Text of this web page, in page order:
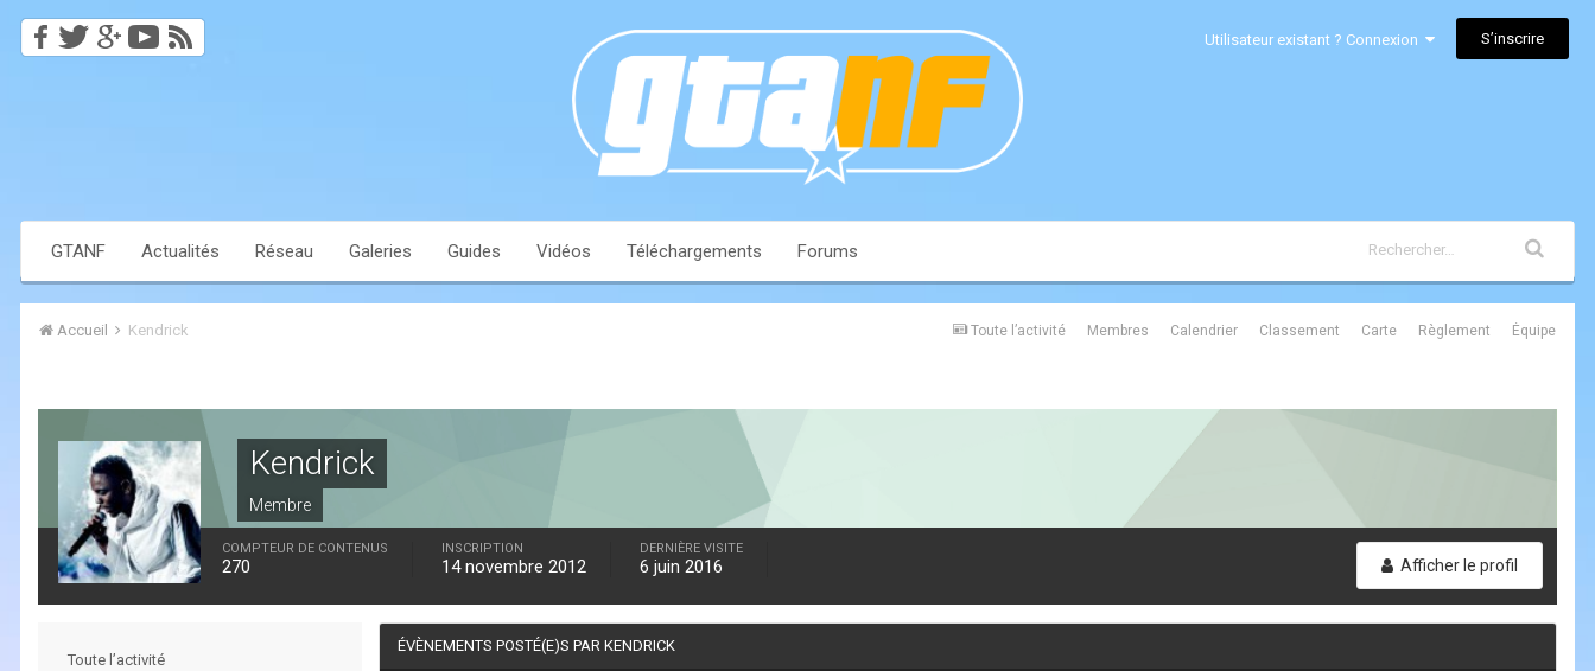
Utilisateur existant ? Connexion S’inscrire
GTANF Actualités Réseau Galeries Guides Vidéos Téléchargements Forums
Toute l’activité Membres Calendrier Classement Carte Règlement Équipe
Accueil Kendrick
Kendrick
Membre
Afficher le profil
COMPTEUR DE CONTENUS
270
INSCRIPTION
14 novembre 2012
DERNIÈRE VISITE
6 juin 2016
Toute l’activité
ÉVÈNEMENTS POSTÉ(E)S PAR KENDRICK